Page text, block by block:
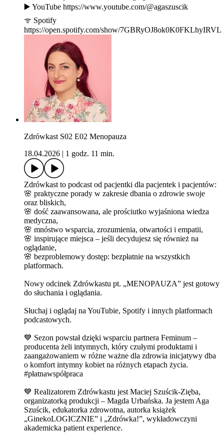
▶️ YouTube https://www.youtube.com/@agaszuscik
ᯤ Spotify
https://open.spotify.com/show/7GBRyOJ8ok0K0FKLhyIRVL
Zdrówkast S02 E02 Menopauza
18.04.2026
1 godz. 11 min.
Zdrówkast to podcast od pacjentki dla pacjentek i pacjentów:
🌸 praktyczne porady w zakresie dbania o zdrowie swoje
oraz bliskich,
🌸 dość zaawansowana, ale prościutko wyjaśniona wiedza
medyczna,
🌸 mnóstwo wsparcia, zrozumienia, otwartości i empatii,
🌸 inspirujące miejsca – jeśli decydujesz się również na
oglądanie,
🌸 bezproblemowy dostęp: bezpłatnie na wszystkich
platformach.
Nowy odcinek Zdrówkastu pt. „MENOPAUZA” jest gotowy
do słuchania i oglądania.
Słuchaj i oglądaj na YouTubie, Spotify i innych platformach
podcastowych.
💙 Sezon powstał dzięki wsparciu partnera ⁠Feminum⁠ –
producenta żeli intymnych, który czułymi produktami i
zaangażowaniem w różne ważne dla zdrowia inicjatywy dba
o komfort intymny kobiet na różnych etapach życia.
#płatnawspółpraca
💙 Realizatorem Zdrówkastu jest ⁠Maciej Szuścik-Zięba⁠,
organizatorką produkcji – ⁠Magda Urbańska⁠. Ja jestem ⁠Aga
Szuścik⁠, edukatorka zdrowotna, autorka książek
„GinekoLOGICZNIE” i „Zdrówka!”, wykładowczyni
akademicka patient experience.